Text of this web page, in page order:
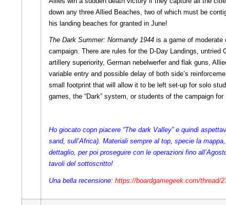
down any three Allied Beaches, two of which must be
his landing beaches for granted in June!
The Dark Summer: Normandy 1944 is a game of
campaign. There are rules for the D-Day Landings,
artillery superiority, German nebelwerfer and flak guns,
variable entry and possible delay of both side’s
small footprint that will allow it to be left set-up for solo
games, the “Dark” system, or students of the campaign for
Ho giocato copn piacere “The dark Valley” e quindi
sand, sull’Africa). Materiali sempre al top, specie la
dettaglio, per poi proseguire con le operazioni fino
tavoli del sottoscritto!
Una bella recensione:https://boardgamegeek.com/thread/